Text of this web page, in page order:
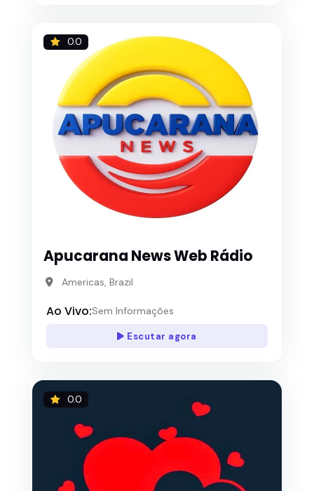
0.0
Apucarana News Web Rádio
Americas, Brazil
Ao Vivo:Sem Informações
Escutar agora
0.0